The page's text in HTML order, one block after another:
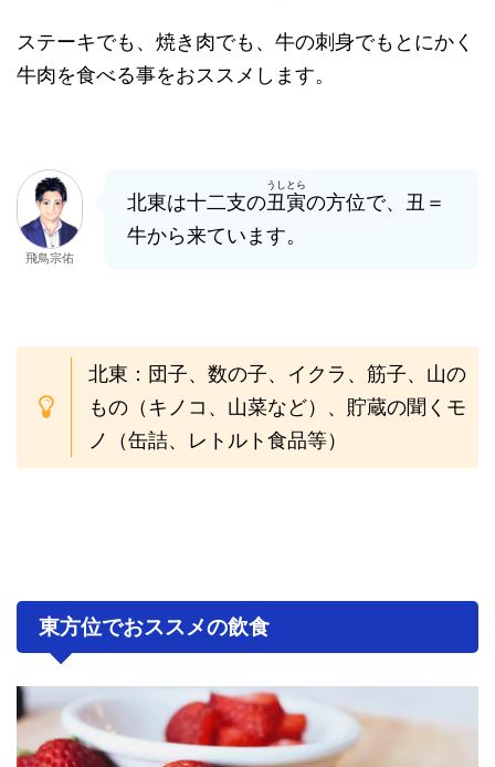
ステーキでも、焼き肉でも、牛の刺身でもとにかく
牛肉を食べる事をおススメします。
飛鳥宗佑
北東は十二支の丑寅
うしとら
の方位で、丑＝
牛から来ています。
北東：団子、数の子、イクラ、筋子、山の
もの（キノコ、山菜など）、貯蔵の聞くモ
ノ（缶詰、レトルト食品等）
東方位でおススメの飲食